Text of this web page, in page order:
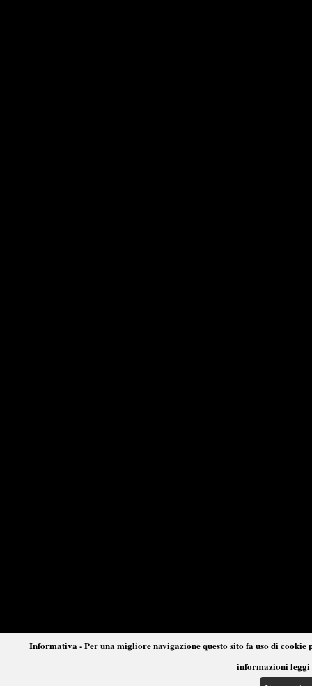
Informativa - Per una migliore navigazione questo sito fa uso di
informazioni leggi